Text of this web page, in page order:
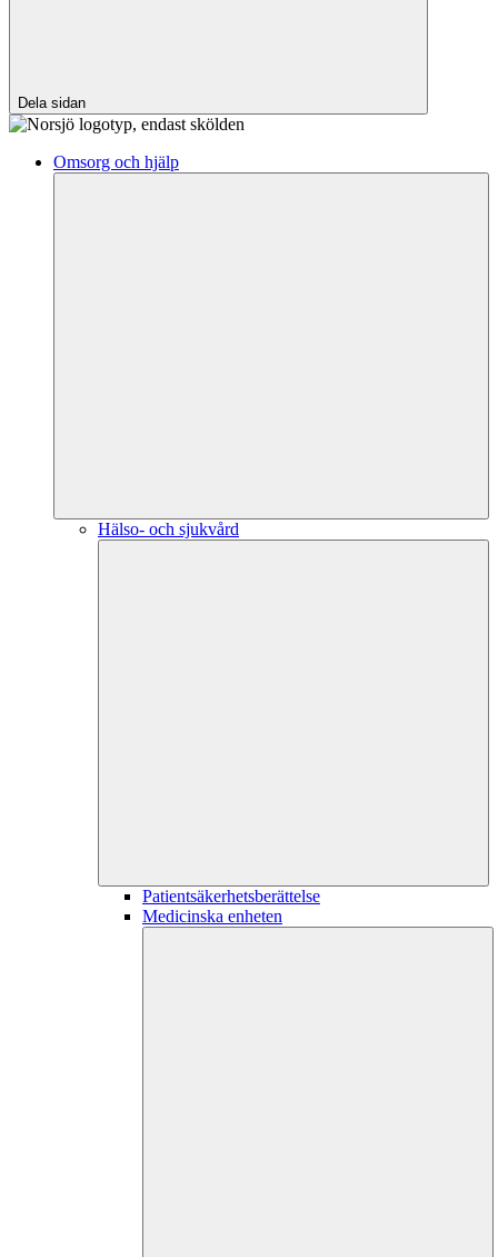
Dela sidan
Omsorg och hjälp
Hälso- och sjukvård
Patientsäkerhetsberättelse
Medicinska enheten